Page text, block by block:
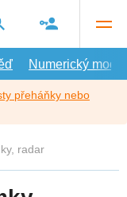
Numerický model
přeháňky nebo
radar